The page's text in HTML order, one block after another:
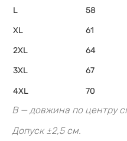
L
58
XL
61
2XL
64
3XL
67
4XL 70
B — довжина по центру
Допуск ±2,5 см.